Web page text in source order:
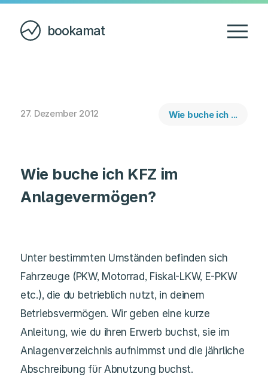
bookamat
27. Dezember 2012 Wie buche ich ...
Wie buche ich KFZ im
Anlagevermögen?
Unter bestimmten Umständen befinden sich
Fahrzeuge (PKW, Motorrad, Fiskal-LKW, E-PKW
etc.), die du betrieblich nutzt, in deinem
Betriebsvermögen. Wir geben eine kurze
Anleitung, wie du ihren Erwerb buchst, sie im
Anlagenverzeichnis aufnimmst und die jährliche
Abschreibung für Abnutzung buchst.